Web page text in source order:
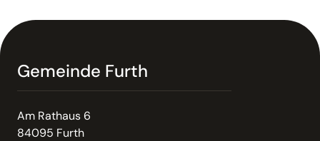
Gemeinde Furth
Am Rathaus 6
84095 Furth